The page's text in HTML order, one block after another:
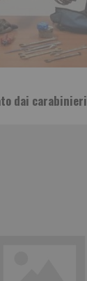
dai carabinieri